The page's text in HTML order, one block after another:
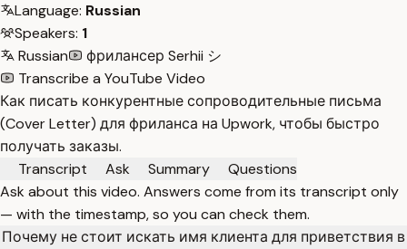
Language: Russian
Speakers: 1
Russian
фрилансер Serhii シ
Transcribe a YouTube Video
Как писать конкурентные сопроводительные письма
(Cover Letter) для фриланса на Upwork, чтобы быстро
получать заказы.
Transcript
Ask Summary
Questions
Ask about this video. Answers come from its transcript only
— with the timestamp, so you can check them.
Почему не стоит искать имя клиента для приветствия в